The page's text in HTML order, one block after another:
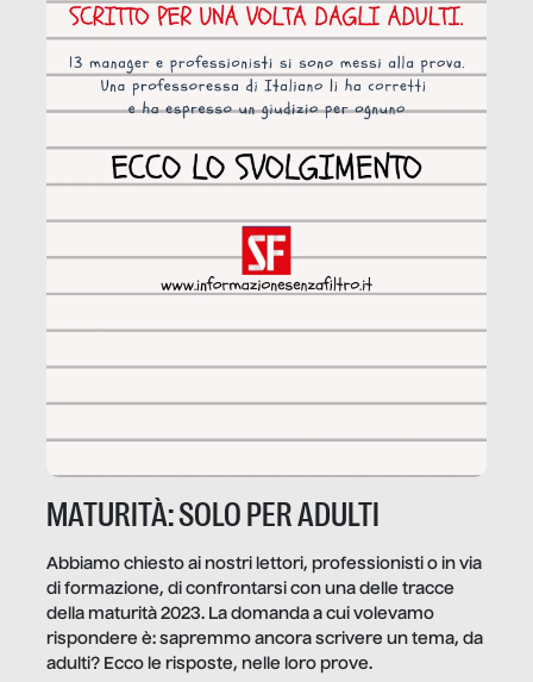
MATURITÀ: SOLO PER ADULTI
Abbiamo chiesto ai nostri lettori, professionisti o in via
di formazione, di confrontarsi con una delle tracce
della maturità 2023. La domanda a cui volevamo
rispondere è: sapremmo ancora scrivere un tema, da
adulti? Ecco le risposte, nelle loro prove.